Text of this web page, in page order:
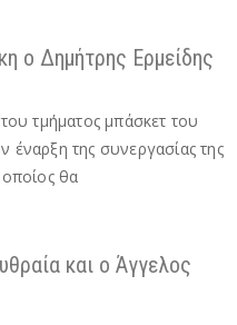
ο Δημήτρης Ερμείδης
τμήματος μπάσκετ του
έναρξη της συνεργασίας της
θα
και ο Άγγελος